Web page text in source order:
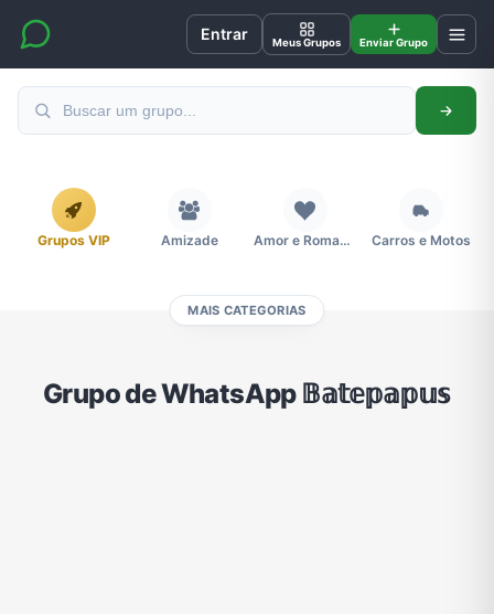
Entrar Meus Grupos Enviar Grupo
Grupos VIP Amizade Amor e Romance Carros e Motos
MAIS CATEGORIAS
Grupo de WhatsApp 𝔹𝕒𝕥𝕖𝕡𝕒𝕡𝕦𝕤